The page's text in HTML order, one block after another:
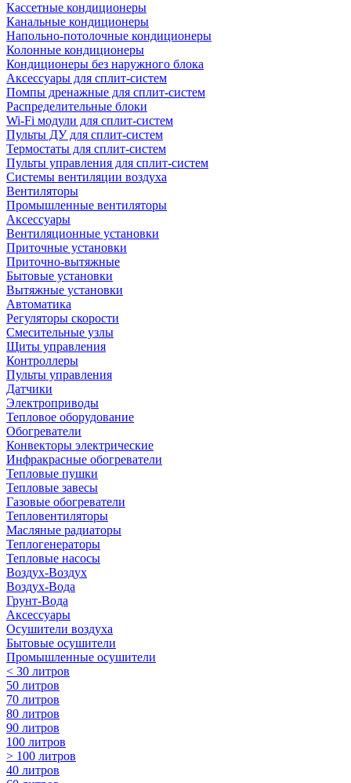
Кассетные кондиционеры
Канальные кондиционеры
Напольно-потолочные кондиционеры
Колонные кондиционеры
Кондиционеры без наружного блока
Аксессуары для сплит-систем
Помпы дренажные для сплит-систем
Распределительные блоки
Wi-Fi модули для сплит-систем
Пульты ДУ для сплит-систем
Термостаты для сплит-систем
Пульты управления для сплит-систем
Системы вентиляции воздуха
Вентиляторы
Промышленные вентиляторы
Аксессуары
Вентиляционные установки
Приточные установки
Приточно-вытяжные
Бытовые установки
Вытяжные установки
Автоматика
Регуляторы скорости
Смесительные узлы
Щиты управления
Контроллеры
Пульты управления
Датчики
Электроприводы
Тепловое оборудование
Обогреватели
Конвекторы электрические
Инфракрасные обогреватели
Тепловые пушки
Тепловые завесы
Газовые обогреватели
Тепловентиляторы
Масляные радиаторы
Теплогенераторы
Тепловые насосы
Воздух-Воздух
Воздух-Вода
Грунт-Вода
Аксессуары
Осушители воздуха
Бытовые осушители
Промышленные осушители
< 30 литров
50 литров
70 литров
80 литров
90 литров
100 литров
> 100 литров
40 литров